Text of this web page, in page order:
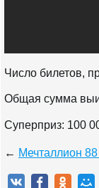
Число билетов,
Общая сумма
Суперприз: 100
← Мечталлион